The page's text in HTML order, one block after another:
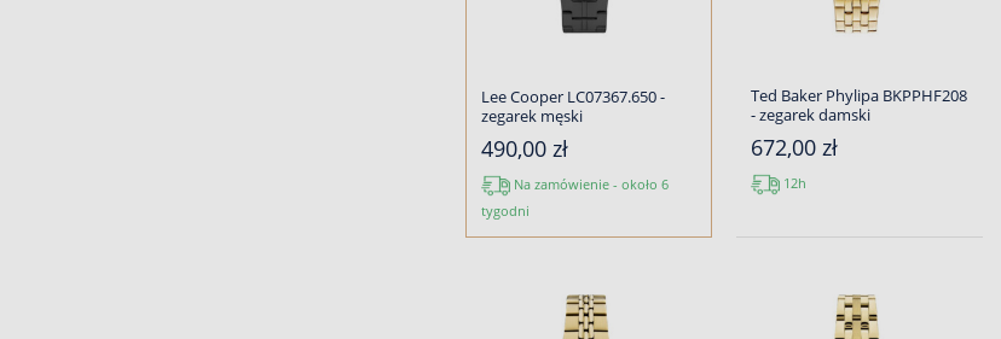
Lee Cooper LC07367.650 -
zegarek męski
490,00 zł
Na zamówienie - około 6
tygodni
Ted Baker Phylipa BKPPHF208
- zegarek damski
672,00 zł
12h